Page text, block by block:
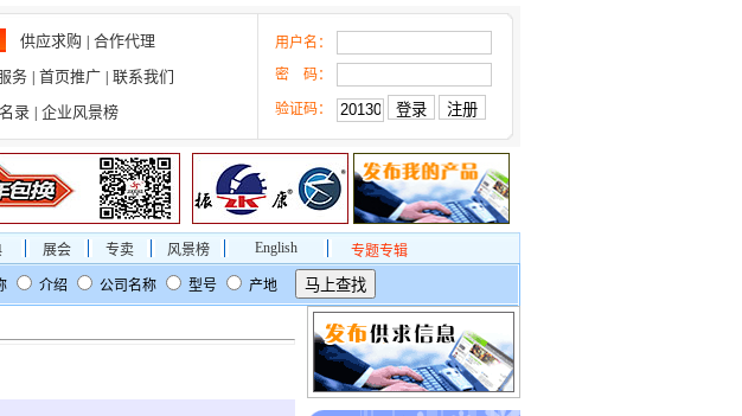
供应求购 合作代理
务 首页推广 联系我们
录 企业风景榜
用户名：
密 码：
验证码：
展会 专卖 风景榜 English 专题专辑
介绍 公司名称 型号
产地